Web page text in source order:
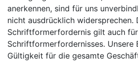
anerkennen, sind für uns
nicht ausdrücklich widersprechen.
Schriftformerfordernis gilt auch
Schriftformerfordernisses. Unsere
Gültigkeit für die gesamte